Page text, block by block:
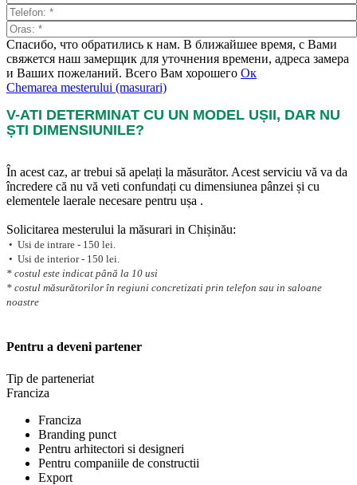
Спасибо, что обратились к нам. В ближайшее время, с Вами
свяжется наш замерщик для уточнения времени, адреса замера
и Ваших пожеланий. Всего Вам хорошего Ок
Chemarea mesterului (masurari)
V-ATI DETERMINAT CU UN MODEL UȘII, DAR NU
ȘTI DIMENSIUNILE?
În acest caz, ar trebui să apelați la măsurător. Acest serviciu vă va da
încredere că nu vă veti confundați cu dimensiunea pânzei și cu
elementele laerale necesare pentru ușa .
Solicitarea mesterului la măsurari in Chișinău:
• Usi de intrare - 150 lei.
• Usi de interior - 150 lei.
* costul este indicat până la 10 usi
* costul măsurătorilor în regiuni concretizati prin telefon sau in saloane
noastre
Pentru a deveni partener
Tip de parteneriat
Franciza
Franciza
Branding punct
Pentru arhitectori si designeri
Pentru companiile de constructii
Export